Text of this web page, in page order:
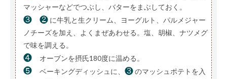
マッシャーなどでつぶし、バターをまぶしておく。
❸ ❷ に牛乳と生クリーム、ヨーグルト、パルメジャー
ノチーズを加え、よくまぜあわせる。塩、胡椒、ナツメグ
で味を調える。
❹ オーブンを摂氏180度に温める。
❺ ベーキングディッシュに、 ❸のマッシュポテトを入